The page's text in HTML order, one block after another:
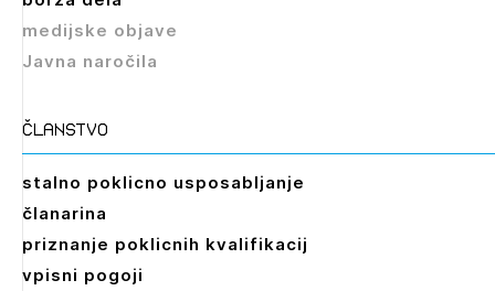
medijske objave
Javna naročila
članstvo
stalno poklicno usposabljanje
članarina
priznanje poklicnih kvalifikacij
vpisni pogoji